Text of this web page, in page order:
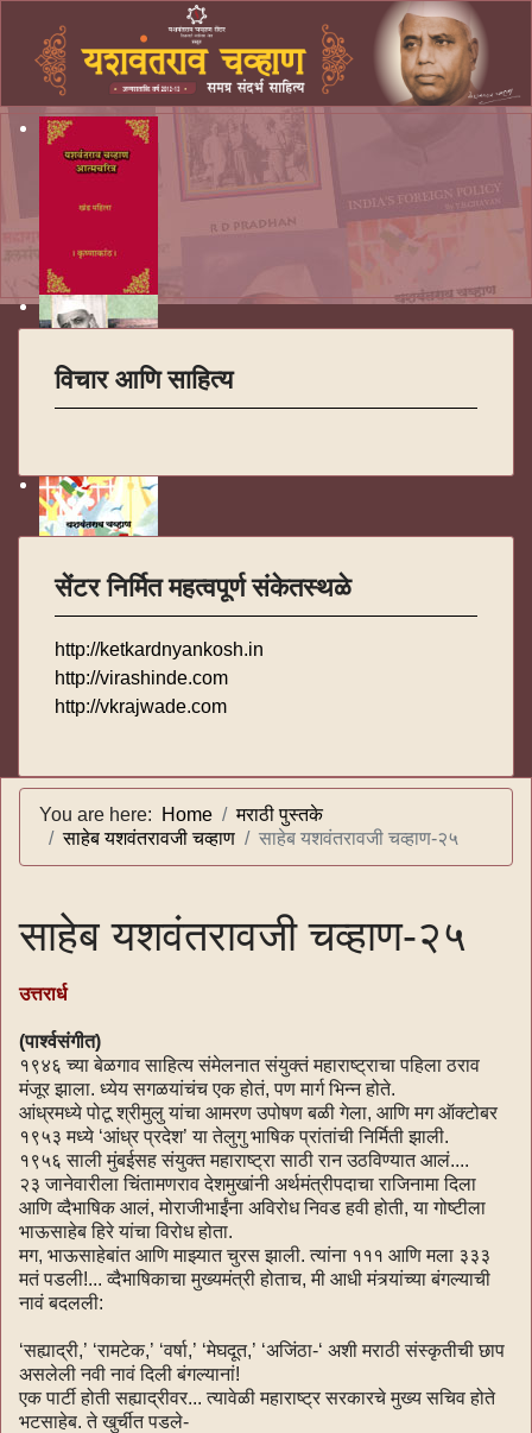
विचार आणि साहित्य
सेंटर निर्मित महत्वपूर्ण संकेतस्थळे
http://ketkardnyankosh.in
http://virashinde.com
http://vkrajwade.com
You are here: Home
मराठी पुस्तके
साहेब यशवंतरावजी चव्हाण
साहेब यशवंतरावजी चव्हाण-२५
साहेब यशवंतरावजी चव्हाण-२५
उत्तरार्ध
(पार्श्वसंगीत)
१९४६ च्या बेळगाव साहित्य संमेलनात संयुक्तं महाराष्ट्राचा पहिला ठराव
मंजूर झाला. ध्येय सगळयांचंच एक होतं, पण मार्ग भिन्न होते.
आंध्रमध्ये पोटू श्रीमुलु यांचा आमरण उपोषण बळी गेला, आणि मग ऑक्टोबर
१९५३ मध्ये ‘आंध्र प्रदेश’ या तेलुगु भाषिक प्रांतांची निर्मिती झाली.
१९५६ साली मुंबईसह संयुक्त महाराष्ट्रा साठी रान उठविण्यात आलं....
२३ जानेवारीला चिंतामणराव देशमुखांनी अर्थमंत्रीपदाचा राजिनामा दिला
आणि व्दैभाषिक आलं, मोराजीभाईंना अविरोध निवड हवी होती, या गोष्टीला
भाऊसाहेब हिरे यांचा विरोध होता.
मग, भाऊसाहेबांत आणि माझ्यात चुरस झाली. त्यांना १११ आणि मला ३३३
मतं पडली!... व्दैभाषिकाचा मुख्यमंत्री होताच, मी आधी मंत्र्यांच्या बंगल्याची
नावं बदलली:
‘सह्याद्री,’ ‘रामटेक,’ ‘वर्षा,’ ‘मेघदूत,’ ‘अजिंठा-‘ अशी मराठी संस्कृतीची छाप
असलेली नवी नावं दिली बंगल्यानां!
एक पार्टी होती सह्याद्रीवर... त्यावेळी महाराष्ट्र सरकारचे मुख्य सचिव होते
भटसाहेब. ते खुर्चीत पडले-